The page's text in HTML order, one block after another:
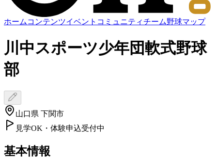
ホーム コンテンツイベント コミュニティチーム野球マップ
川中スポーツ少年団軟式野球
部
山口県 下関市
見学OK・体験申込受付中
基本情報